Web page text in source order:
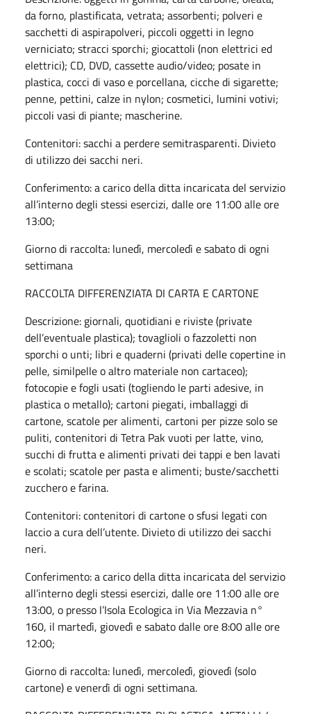
da forno, plastificata, vetrata; assorbenti; polveri e
sacchetti di aspirapolveri, piccoli oggetti in legno
verniciato; stracci sporchi; giocattoli (non elettrici ed
elettrici); CD, DVD, cassette audio/video; posate in
plastica, cocci di vaso e porcellana, cicche di sigarette;
penne, pettini, calze in nylon; cosmetici, lumini votivi;
piccoli vasi di piante; mascherine.
Contenitori: sacchi a perdere semitrasparenti. Divieto
di utilizzo dei sacchi neri.
Conferimento: a carico della ditta incaricata del servizio
all’interno degli stessi esercizi, dalle ore 11:00 alle ore
13:00;
Giorno di raccolta: lunedì, mercoledì e sabato di ogni
settimana
RACCOLTA DIFFERENZIATA DI CARTA E CARTONE
Descrizione: giornali, quotidiani e riviste (private
dell’eventuale plastica); tovaglioli o fazzoletti non
sporchi o unti; libri e quaderni (privati delle copertine in
pelle, similpelle o altro materiale non cartaceo);
fotocopie e fogli usati (togliendo le parti adesive, in
plastica o metallo); cartoni piegati, imballaggi di
cartone, scatole per alimenti, cartoni per pizze solo se
puliti, contenitori di Tetra Pak vuoti per latte, vino,
succhi di frutta e alimenti privati dei tappi e ben lavati
e scolati; scatole per pasta e alimenti; buste/sacchetti
zucchero e farina.
Contenitori:contenitori di cartone o sfusi legati con
laccio a cura dell’utente. Divieto di utilizzo dei sacchi
neri.
Conferimento: a carico della ditta incaricata del servizio
all’interno degli stessi esercizi, dalle ore 11:00 alle ore
13:00, o presso l’Isola Ecologica in Via Mezzavia n°
160, il martedì, giovedì e sabato dalle ore 8:00 alle ore
12:00;
Giorno di raccolta: lunedì, mercoledì, giovedì (solo
cartone) e venerdì di ogni settimana.